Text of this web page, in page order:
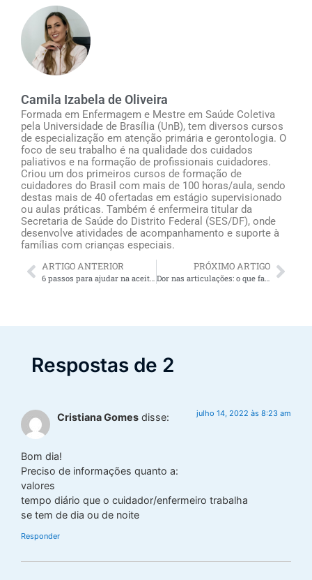
Camila Izabela de Oliveira
Formada em Enfermagem e Mestre em Saúde Coletiva
pela Universidade de Brasília (UnB), tem diversos cursos
de especialização em atenção primária e gerontologia. O
foco de seu trabalho é na qualidade dos cuidados
paliativos e na formação de profissionais cuidadores.
Criou um dos primeiros cursos de formação de
cuidadores do Brasil com mais de 100 horas/aula, sendo
destas mais de 40 ofertadas em estágio supervisionado
ou aulas práticas. Também é enfermeira titular da
Secretaria de Saúde do Distrito Federal (SES/DF), onde
desenvolve atividades de acompanhamento e suporte à
famílias com crianças especiais.
ARTIGO ANTERIOR PRÓXIMO ARTIGO
Dor nas articulações: o que fazer para melhorar?
Respostas de 2
Cristiana Gomes disse: julho 14, 2022 às 8:23 am
Bom dia!
Preciso de informações quanto a:
valores
tempo diário que o cuidador/enfermeiro trabalha
se tem de dia ou de noite
Responder